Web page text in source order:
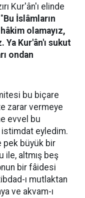
Kur'ân'ı elinde
Bu İslâmların
olamayız,
Ya Kur'ân'ı sukut
ondan
bu biçare
zarar vermeye
evvel bu
istimdat eyledim.
pek büyük bir
ile, altmış beş
bir fâidesi
ı mutlaktan
ve akvam-ı